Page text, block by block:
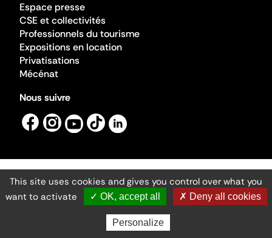
Espace presse
CSE et collectivités
Professionnels du tourisme
Expositions en location
Privatisations
Mécénat
Nous suivre
Mentions légales
Gestion des cookies
Accessibilité numérique
Ministère de la Culture ©2026
- Cité de l'architecture et du patrimoine
This site uses cookies and gives you control over what you
want to activate
✓ OK, accept all ✗ Deny all cookies
Personalize